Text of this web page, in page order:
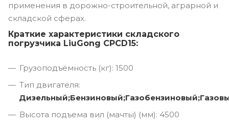
применения в дорожно-строительной, аграрной и
складской сферах.
Краткие характеристики складского
погрузчика LiuGong CPCD15:
Грузоподъёмность (кг): 1500
Тип двигателя:
Высота подъема вил (мачты) (мм): 4500